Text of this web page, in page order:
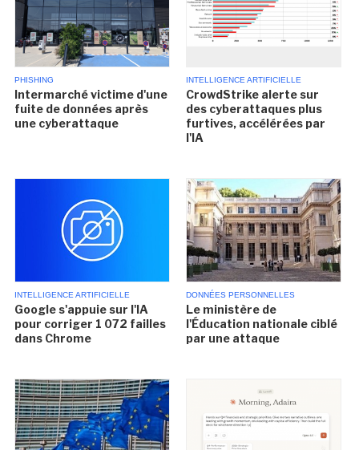
PHISHING
Intermarché victime d'une
fuite de données après
une cyberattaque
INTELLIGENCE ARTIFICIELLE
CrowdStrike alerte sur
des cyberattaques plus
furtives, accélérées par
l'IA
INTELLIGENCE ARTIFICIELLE
Google s'appuie sur l'IA
pour corriger 1 072 failles
dans Chrome
DONNÉES PERSONNELLES
Le ministère de
l'Éducation nationale ciblé
par une attaque